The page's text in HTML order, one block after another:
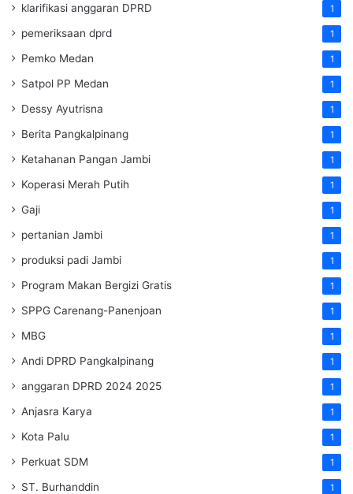
klarifikasi anggaran DPRD 1
pemeriksaan dprd 1
Pemko Medan 1
Satpol PP Medan 1
Dessy Ayutrisna 1
Berita Pangkalpinang 1
Ketahanan Pangan Jambi 1
Koperasi Merah Putih 1
Gaji 1
pertanian Jambi 1
produksi padi Jambi 1
Program Makan Bergizi Gratis 1
SPPG Carenang-Panenjoan 1
MBG 1
Andi DPRD Pangkalpinang 1
anggaran DPRD 2024 2025 1
Anjasra Karya 1
Kota Palu 1
Perkuat SDM 1
ST. Burhanddin 1